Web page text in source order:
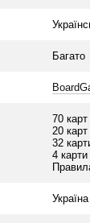
Багато
70 карт
20 карт
32
4
Україна